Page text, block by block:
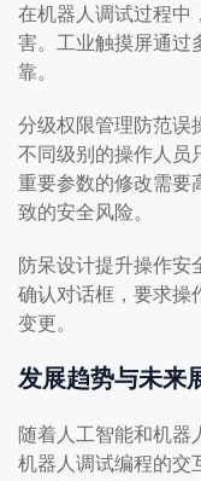
在机器人调试过程中
害。工业触摸屏通过
靠。
分级权限管理防范误
不同级别的操作人员
重要参数的修改需要
致的安全风险。
防呆设计提升操作安
确认对话框，要求操
变更。
发展趋势与未来
随着人工智能和机器
机器人调试编程的交